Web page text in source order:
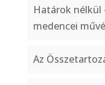
Határok nélkül
medencei
Az